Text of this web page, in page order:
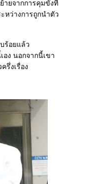
ายจากการคุมขังที่
หว่างการถูกนำตัว
ร้อยแล้ว
ง นอกจากนี้เขา
รึ่งเรื่อง